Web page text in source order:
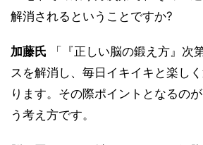
解消されるということですか?
加藤氏 「『正しい脳の鍛え方』次
スを解消し、毎日イキイキと楽し
ります。その際ポイントとなるの
う考え方です。